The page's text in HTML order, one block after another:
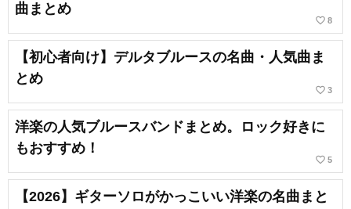
曲まとめ
favorite_border 8
【初心者向け】デルタブルースの名曲・人気曲ま
とめ
favorite_border 3
洋楽の人気ブルースバンドまとめ。ロック好きに
もおすすめ！
favorite_border 5
【2026】ギターソロがかっこいい洋楽の名曲まと